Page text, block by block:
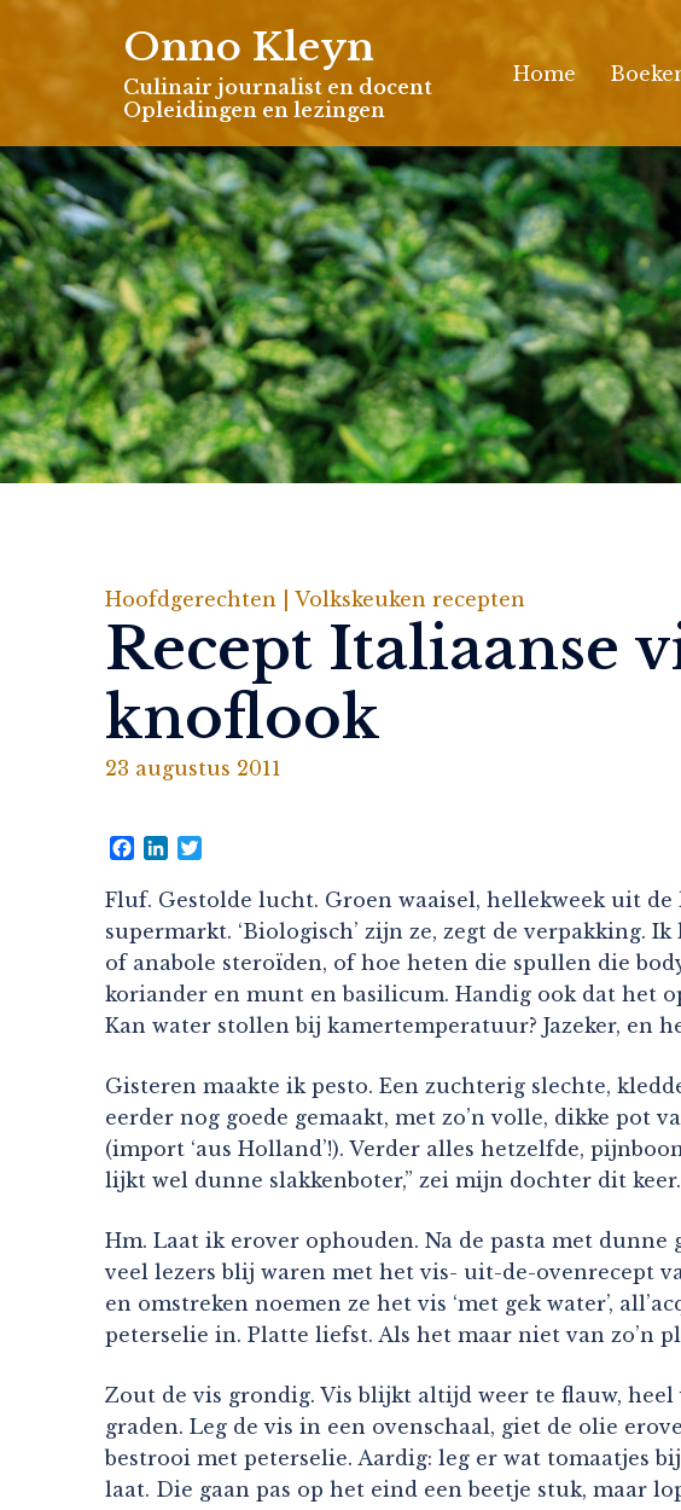
Skip
content
Onno Kleyn
Culinair journalist en docent
Opleidingen en lezingen
Home
Hoofdgerechten | Volkskeuken recepten
Recept Italiaanse
knoflook
23 augustus 2011
Facebook
LinkedIn
Fluf. Gestolde lucht. Groen waaisel, hellekweek uit
supermarkt. ‘Biologisch’ zijn ze, zegt de verpakking.
of anabole steroïden, of hoe heten die spullen die
koriander en munt en basilicum. Handig ook dat het
Kan water stollen bij kamertemperatuur? Jazeker, en
Gisteren maakte ik pesto. Een zuchterig slechte,
eerder nog goede gemaakt, met zo’n volle, dikke pot
(import ‘aus Holland’!). Verder alles hetzelfde,
lijkt wel dunne slakkenboter,” zei mijn dochter dit
Hm. Laat ik erover ophouden. Na de pasta met
veel lezers blij waren met het vis- uit-de-ovenrecept
en omstreken noemen ze het vis ‘met gek water’,
peterselie in. Platte liefst. Als het maar niet van zo’n
Zout de vis grondig. Vis blijkt altijd weer te flauw,
graden. Leg de vis in een ovenschaal, giet de olie
bestrooi met peterselie. Aardig: leg er wat tomaatjes
laat. Die gaan pas op het eind een beetje stuk, maar